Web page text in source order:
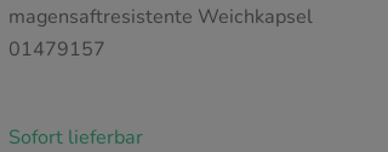
magensaftresistente Weichkapsel
01479157
Sofort lieferbar